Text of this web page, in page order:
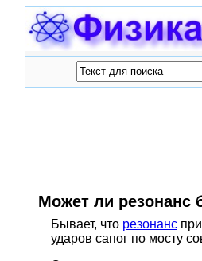
Может ли резонанс
Бывает, что резонанс
ударов сапог по мосту